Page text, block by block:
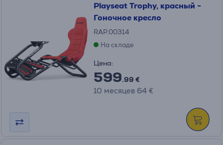
Playseat Trophy, красный -
Гоночное кресло
RAP.00314
На складе
Цена:
599.99 €
10 месяцев 64 €